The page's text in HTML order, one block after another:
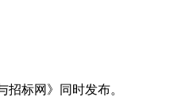
标网》同时发布。